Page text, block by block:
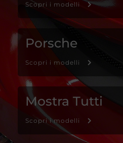
Scopri i modelli
Porsche
Scopri i modelli
Mostra Tutti
Scopri i modelli